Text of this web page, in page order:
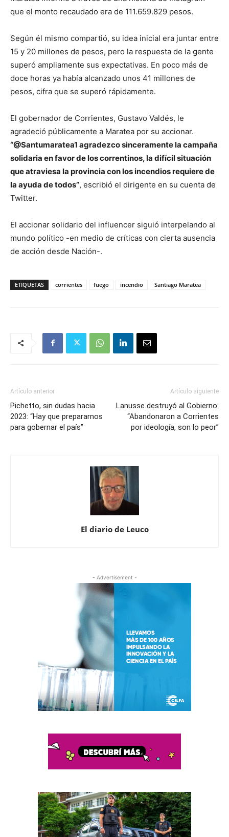
que el monto recaudado era de 111.659.829 pesos.
Según él mismo compartió, su idea inicial era juntar entre
15 y 20 millones de pesos, pero la respuesta de la gente
superó ampliamente sus expectativas. En poco más de
doce horas ya había alcanzado unos 41 millones de
pesos, cifra que se superó rápidamente.
El gobernador de Corrientes, Gustavo Valdés, le
agradeció públicamente a Maratea por su accionar.
“@Santumaratea1 agradezco sinceramente la campaña
solidaria en favor de los correntinos, la difícil situación
que atraviesa la provincia con los incendios requiere de
la ayuda de todos”, escribió el dirigente en su cuenta de
Twitter.
El accionar solidario del influencer siguió interpelando al
mundo político -en medio de críticas con cierta ausencia
de acción desde Nación-.
ETIQUETAS corrientes fuego incendio Santiago Maratea
Artículo anterior
Pichetto, sin dudas hacia
2023: “Hay que prepararnos
para gobernar el país”
Artículo siguiente
Lanusse destruyó al Gobierno:
“Abandonaron a Corrientes
por ideología, son lo peor”
El diario de Leuco
- Advertisement -